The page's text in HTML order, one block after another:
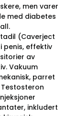
men varer
med diabetes
(Caverject
penis, effektiv
av
Vakuum
parret
inkludert